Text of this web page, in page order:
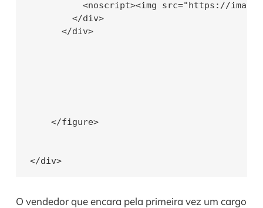
<noscript><img src="https://
        </div>
      </div>
    </figure>
</div>
O vendedor que encara pela primeira vez um cargo